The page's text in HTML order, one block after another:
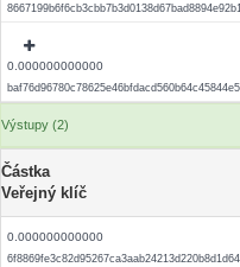
0.000000000000
Výstupy (2)
Částka
Veřejný klíč
0.000000000000